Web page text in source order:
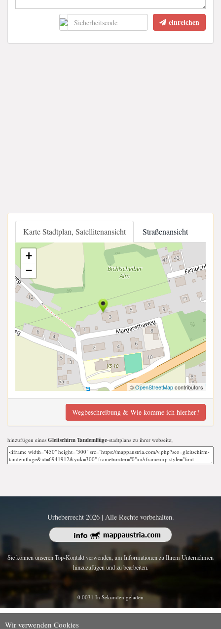
einreichen
Karte Stadtplan, Satellitenansicht Straßenansicht
+
−
©OpenStreetMapcontributors
Wegbeschreibung & Wie komme ich hierher?
hinzufügen eines Gleitschirm Tandemflüge-stadtplans zu ihrer webseite;
Urheberrecht 2026 | Alle Rechte vorbehalten.
Sie können unseren Top-Kontakt verwenden, um Informationen zu Ihrem Unternehmen
hinzuzufügen und zu bearbeiten.
0.0031 In Sekunden geladen
Wir verwenden Cookies